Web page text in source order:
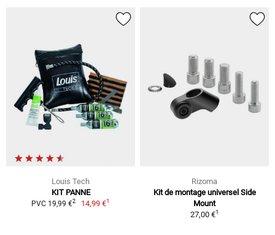
Louis Tech
KIT PANNE
PVC 19,99 €2 14,99 €1
Rizoma
Kit de montage universel Side
Mount
27,00 €1